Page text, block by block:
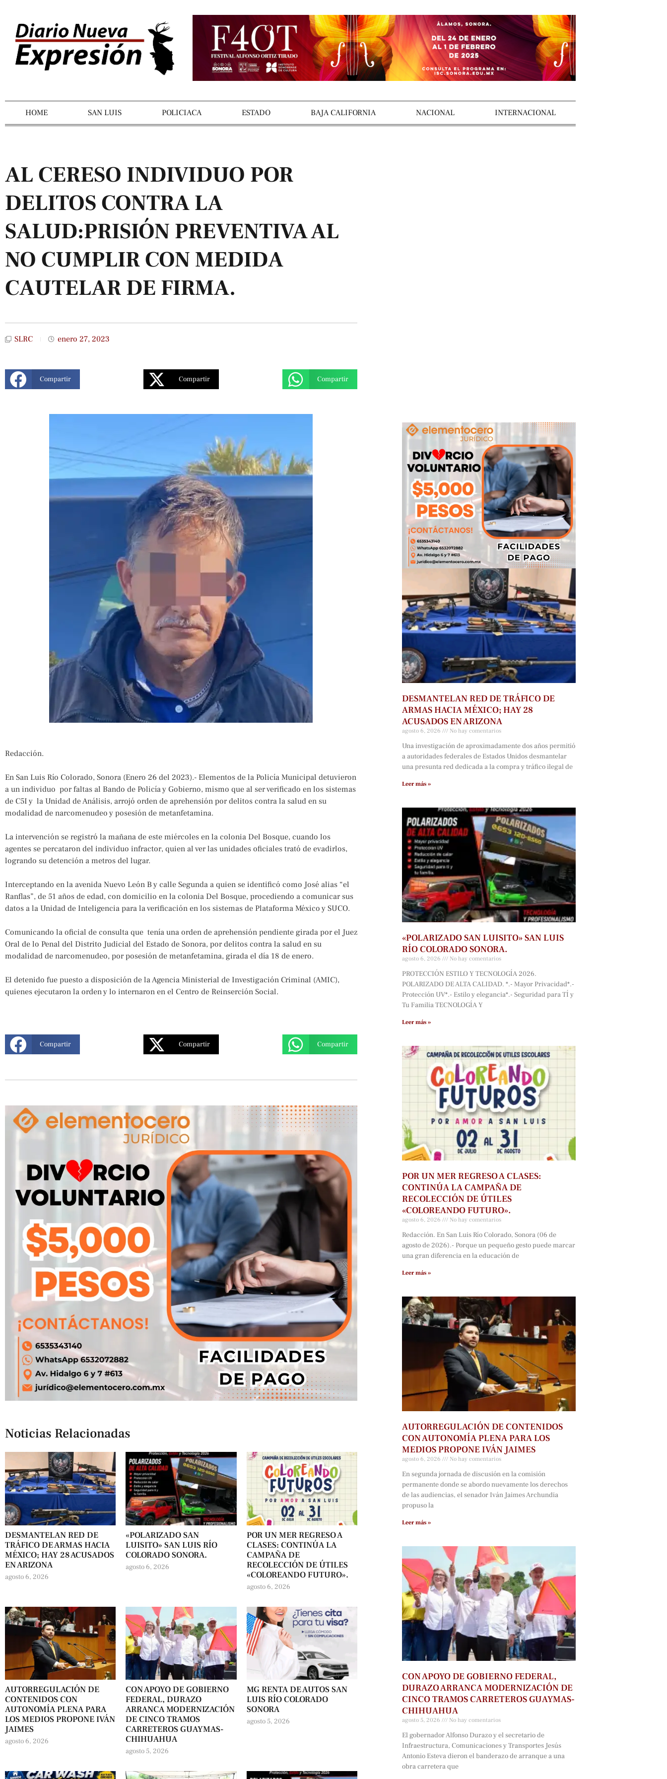
HOME SAN LUIS POLICIACA ESTADO BAJA CALIFORNIA NACIONAL INTERNACIONAL
AL CERESO INDIVIDUO POR
DELITOS CONTRA LA
SALUD:PRISIÓN PREVENTIVA AL
NO CUMPLIR CON MEDIDA
CAUTELAR DE FIRMA.
SLRC enero 27, 2023
Compartir Compartir Compartir
Redacción.
En San Luis Río Colorado, Sonora (Enero 26 del 2023).- Elementos de la Policía Municipal detuvieron
a un individuo por faltas al Bando de Policía y Gobierno, mismo que al ser verificado en los sistemas
de C5I y la Unidad de Análisis, arrojó orden de aprehensión por delitos contra la salud en su
modalidad de narcomenudeo y posesión de metanfetamina.
La intervención se registró la mañana de este miércoles en la colonia Del Bosque, cuando los
agentes se percataron del individuo infractor, quien al ver las unidades oficiales trató de evadirlos,
logrando su detención a metros del lugar.
Interceptando en la avenida Nuevo León B y calle Segunda a quien se identificó como José alias “el
Ranflas”, de 51 años de edad, con domicilio en la colonia Del Bosque, procediendo a comunicar sus
datos a la Unidad de Inteligencia para la verificación en los sistemas de Plataforma México y SUCO.
Comunicando la oficial de consulta que tenía una orden de aprehensión pendiente girada por el Juez
Oral de lo Penal del Distrito Judicial del Estado de Sonora, por delitos contra la salud en su
modalidad de narcomenudeo, por posesión de metanfetamina, girada el día 18 de enero.
El detenido fue puesto a disposición de la Agencia Ministerial de Investigación Criminal (AMIC),
quienes ejecutaron la orden y lo internaron en el Centro de Reinserción Social.
Compartir Compartir Compartir
Noticias Relacionadas
DESMANTELAN RED DE
TRÁFICO DE ARMAS HACIA
MÉXICO; HAY 28 ACUSADOS
EN ARIZONA
agosto 6, 2026
«POLARIZADO SAN
LUISITO» SAN LUIS RÍO
COLORADO SONORA.
agosto 6, 2026
POR UN MER REGRESO A
CLASES: CONTINÚA LA
CAMPAÑA DE
RECOLECCIÓN DE ÚTILES
«COLOREANDO FUTURO».
agosto 6, 2026
AUTORREGULACIÓN DE
CONTENIDOS CON
AUTONOMÍA PLENA PARA
LOS MEDIOS PROPONE IVÁN
JAIMES
agosto 6, 2026
CON APOYO DE GOBIERNO
FEDERAL, DURAZO
ARRANCA MODERNIZACIÓN
DE CINCO TRAMOS
CARRETEROS GUAYMAS-
CHIHUAHUA
agosto 5, 2026
MG RENTA DE AUTOS SAN
LUIS RÍO COLORADO
SONORA
agosto 5, 2026
DESMANTELAN RED DE TRÁFICO DE
ARMAS HACIA MÉXICO; HAY 28
ACUSADOS EN ARIZONA
agosto 6, 2026 No hay comentarios
Una investigación de aproximadamente dos años permitió
a autoridades federales de Estados Unidos desmantelar
una presunta red dedicada a la compra y tráfico ilegal de
Leer más »
«POLARIZADO SAN LUISITO» SAN LUIS
RÍO COLORADO SONORA.
agosto 6, 2026 No hay comentarios
PROTECCIÓN ESTILO Y TECNOLOGÍA 2026.
POLARIZADO DE ALTA CALIDAD. *.- Mayor Privacidad*.-
Protección UV*.- Estilo y elegancia*.- Seguridad para TÍ y
Tu Familia TECNOLOGÍA Y
Leer más »
POR UN MER REGRESO A CLASES:
CONTINÚA LA CAMPAÑA DE
RECOLECCIÓN DE ÚTILES
«COLOREANDO FUTURO».
agosto 6, 2026 No hay comentarios
Redacción. En San Luis Río Colorado, Sonora (06 de
agosto de 2026).- Porque un pequeño gesto puede marcar
una gran diferencia en la educación de
Leer más »
AUTORREGULACIÓN DE CONTENIDOS
CON AUTONOMÍA PLENA PARA LOS
MEDIOS PROPONE IVÁN JAIMES
agosto 6, 2026 No hay comentarios
En segunda jornada de discusión en la comisión
permanente donde se abordo nuevamente los derechos
de las audiencias, el senador Iván Jaimes Archundia
propuso la
Leer más »
CON APOYO DE GOBIERNO FEDERAL,
DURAZO ARRANCA MODERNIZACIÓN DE
CINCO TRAMOS CARRETEROS GUAYMAS-
CHIHUAHUA
agosto 5, 2026 No hay comentarios
El gobernador Alfonso Durazo y el secretario de
Infraestructura, Comunicaciones y Transportes Jesús
Antonio Esteva dieron el banderazo de arranque a una
obra carretera que